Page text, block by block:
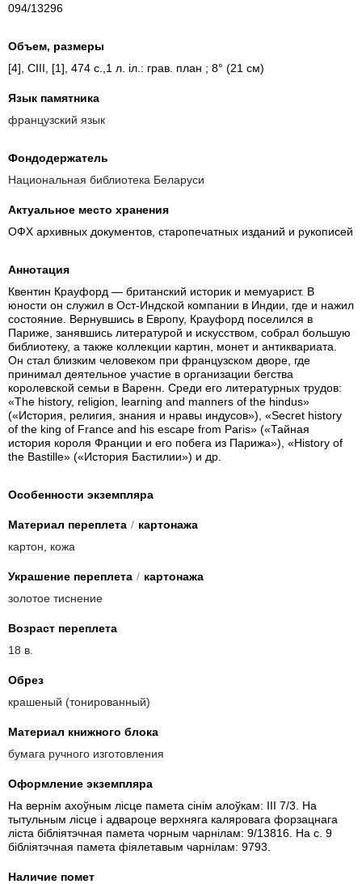
094/13296
Объем, размеры
[4], CIII, [1], 474 с.,1 л. іл.: грав. план ; 8° (21 см)
Язык памятника
французский язык
Фондодержатель
Национальная библиотека Беларуси
Актуальное место хранения
ОФХ архивных документов, старопечатных изданий и рукописей
Аннотация
Квентин Крауфорд — британский историк и мемуарист. В
юности он служил в Ост-Индской компании в Индии, где и нажил
состояние. Вернувшись в Европу, Крауфорд поселился в
Париже, занявшись литературой и искусством, собрал большую
библиотеку, а также коллекции картин, монет и антиквариата.
Он стал близким человеком при французском дворе, где
принимал деятельное участие в организации бегства
королевской семьи в Варенн. Среди его литературных трудов:
«The history, religion, learning and manners of the hindus»
(«История, религия, знания и нравы индусов»), «Secret history
of the king of France and his escape from Paris» («Тайная
история короля Франции и его побега из Парижа»), «History of
the Bastille» («История Бастилии») и др.
Особенности экземпляра
Материал переплета / картонажа
картон
кожа
Украшение переплета / картонажа
золотое тиснение
Возраст переплета
18 в.
Обрез
крашеный (тонированный)
Материал книжного блока
бумага ручного изготовления
Оформление экземпляра
На вернім ахоўным лісце памета сінім алоўкам: III 7/3. На
тытульным лісце і адвароце верхняга каляровага форзацнага
ліста бібліятэчная памета чорным чарнілам: 9/13816. На с. 9
бібліятэчная памета фіялетавым чарнілам: 9793.
Наличие помет